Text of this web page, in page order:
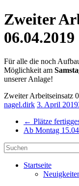
Zweiter
06.04.2019
Für alle die noch
Möglichkeit am
unserer Anlage!
Zweiter Arbeitseinsatz
nagel.dirk 3. April 2019
← Plätze
Ab Montag
Startseite